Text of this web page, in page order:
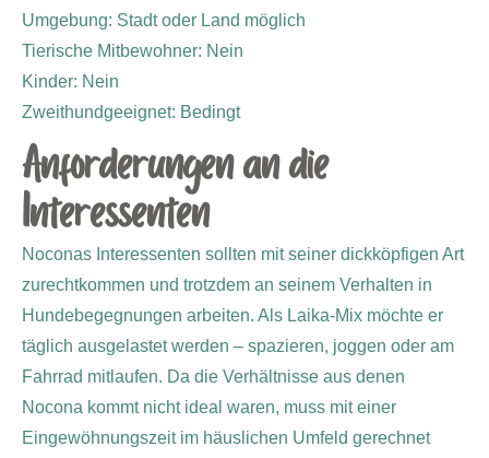
Umgebung: Stadt oder Land möglich
Tierische Mitbewohner: Nein
Kinder: Nein
Zweithundgeeignet: Bedingt
Anforderungen an die
Interessenten
Noconas Interessenten sollten mit seiner dickköpfigen Art
zurechtkommen und trotzdem an seinem Verhalten in
Hundebegegnungen arbeiten. Als Laika-Mix möchte er
täglich ausgelastet werden – spazieren, joggen oder am
Fahrrad mitlaufen. Da die Verhältnisse aus denen
Nocona kommt nicht ideal waren, muss mit einer
Eingewöhnungszeit im häuslichen Umfeld gerechnet